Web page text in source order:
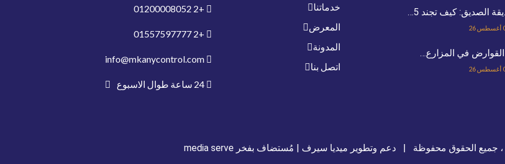
الصديق: كيف تجند 5…
القوارض في المزارع…
خدماتنا
المعرض
المدونة
اتصل بنا
+2
01200008052
+2
01557597777
، جميع الحقوق محفوظة |دعم وتطوير ميديا سيرف | مُستضاف بفخرmedia serve